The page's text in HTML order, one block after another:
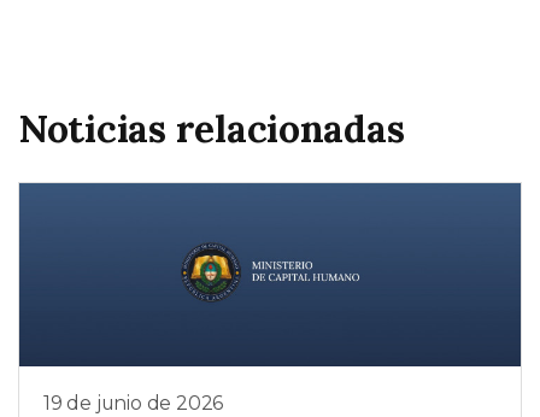
Noticias relacionadas
19 de junio de 2026